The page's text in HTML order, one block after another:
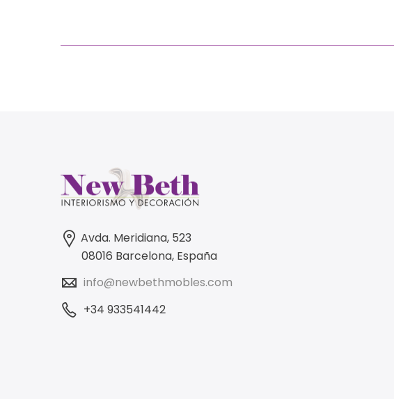
Avda. Meridiana, 523
08016 Barcelona, España
info@newbethmobles.com
+34 933541442